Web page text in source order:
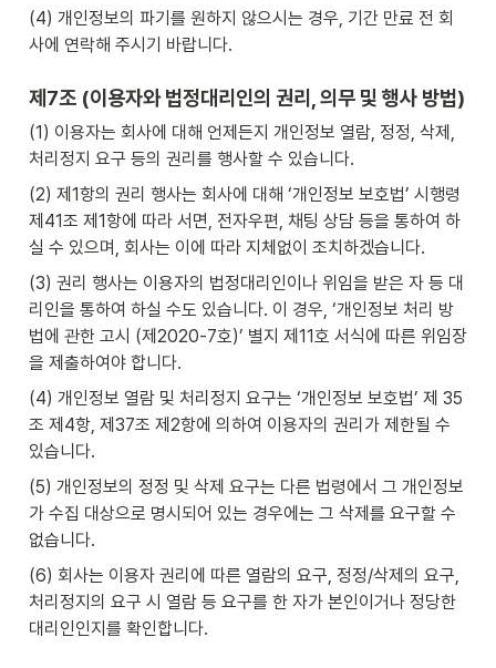
(4) 개인정보의 파기를 원하지 않으시는 경우, 기간 만료 전 회
사에 연락해 주시기 바랍니다.
제7조 (이용자와 법정대리인의 권리, 의무 및 행사 방법)
(1) 이용자는 회사에 대해 언제든지 개인정보 열람, 정정, 삭제,
처리정지 요구 등의 권리를 행사할 수 있습니다.
(2) 제1항의 권리 행사는 회사에 대해 ‘개인정보 보호법’ 시행령
제41조 제1항에 따라 서면, 전자우편, 채팅 상담 등을 통하여 하
실 수 있으며, 회사는 이에 따라 지체없이 조치하겠습니다.
(3) 권리 행사는 이용자의 법정대리인이나 위임을 받은 자 등 대
리인을 통하여 하실 수도 있습니다. 이 경우, ‘개인정보 처리 방
법에 관한 고시 (제2020-7호)’ 별지 제11호 서식에 따른 위임장
을 제출하여야 합니다.
(4) 개인정보 열람 및 처리정지 요구는 ‘개인정보 보호법’ 제 35
조 제4항, 제37조 제2항에 의하여 이용자의 권리가 제한될 수
있습니다.
(5) 개인정보의 정정 및 삭제 요구는 다른 법령에서 그 개인정보
가 수집 대상으로 명시되어 있는 경우에는 그 삭제를 요구할 수
없습니다.
(6) 회사는 이용자 권리에 따른 열람의 요구, 정정/삭제의 요구,
처리정지의 요구 시 열람 등 요구를 한 자가 본인이거나 정당한
대리인인지를 확인합니다.